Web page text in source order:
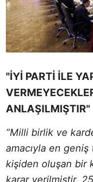
"İYİ PARTİ İLE
ANLAŞILMIŞTIR"
“Milli birlik ve
amacıyla en geniş
kişiden oluşan bir
karar verilmiştir.